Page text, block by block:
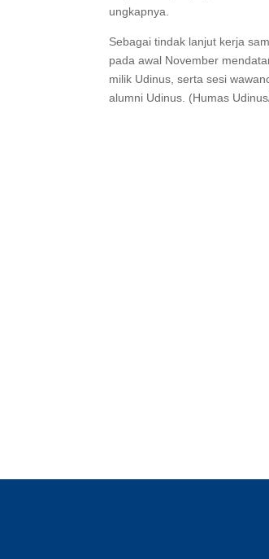
ungkapnya.
Sebagai tindak lanjut kerja
pada awal November
milik Udinus, serta sesi
alumni Udinus. (Humas